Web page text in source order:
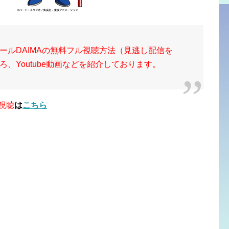
ルDAIMAの無料フル視聴方法（見逃し配信を
、Youtube動画などを紹介しております。
聴はこちら